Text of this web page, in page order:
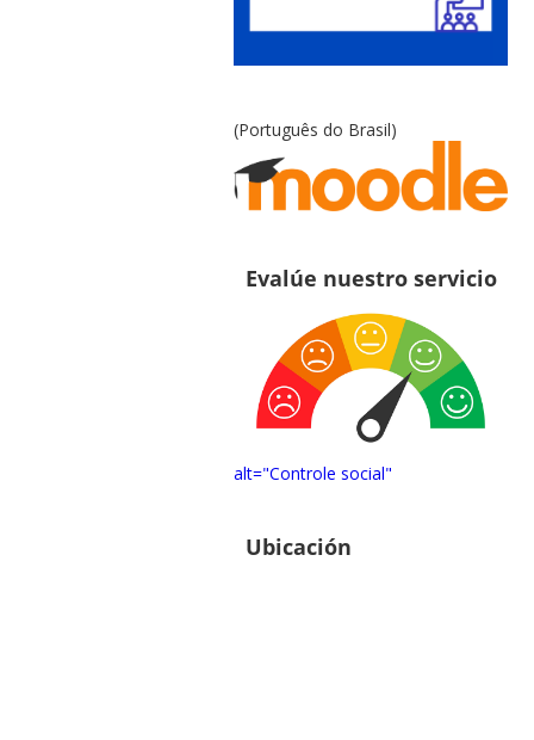
(Português do Brasil)
Evalúe nuestro servicio
alt="Controle social"
Ubicación